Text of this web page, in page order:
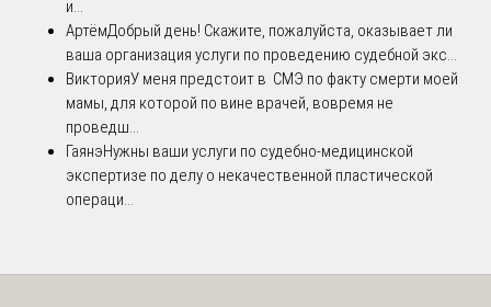
и...
АртёмДобрый день! Скажите, пожалуйста, оказывает ли
ваша организация услуги по проведению судебной экс...
ВикторияУ меня предстоит в СМЭ по факту смерти моей
мамы, для которой по вине врачей, вовремя не
проведш...
ГаянэНужны ваши услуги по судебно-медицинской
экспертизе по делу о некачественной пластической
операци...